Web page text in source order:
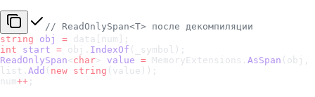
// ReadOnlySpan<T> после декомпиляции
string obj = data[num];
int start = obj. IndexOf (_symbol);
ReadOnlySpan< char> value = MemoryExtensions. AsSpan (obj,
list. Add ( new string (value));
num++ ;